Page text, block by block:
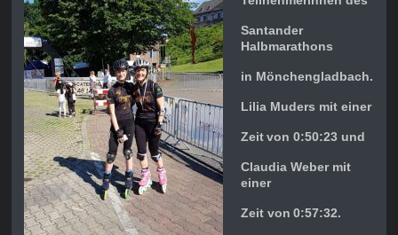
Santander
Halbmarathons
in Mönchengladbach.
Lilia Muders mit einer
Zeitvon 0:50:23 und
Claudia Weber mit
einer
Zeit von 0:57:32.